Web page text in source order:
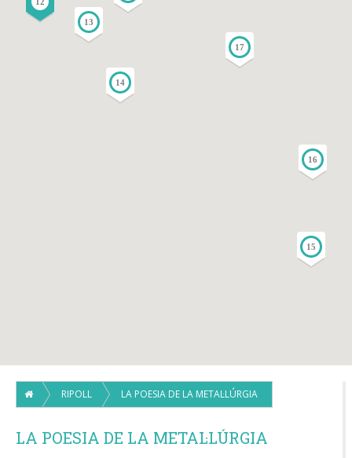
13
14
15
16
17
RIPOLL LA POESIA DE LA METAL·LÚRGIA
LA POESIA DE LA METAL·LÚRGIA